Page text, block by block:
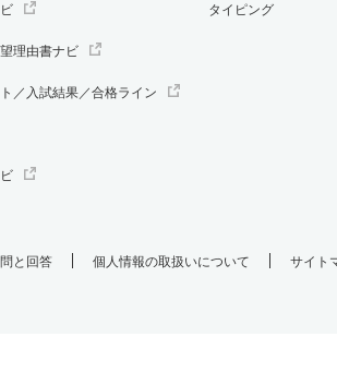
理由書ナビ
／入試結果／合格ライン
タイピング
と回答 個人情報の取扱いについて サイト